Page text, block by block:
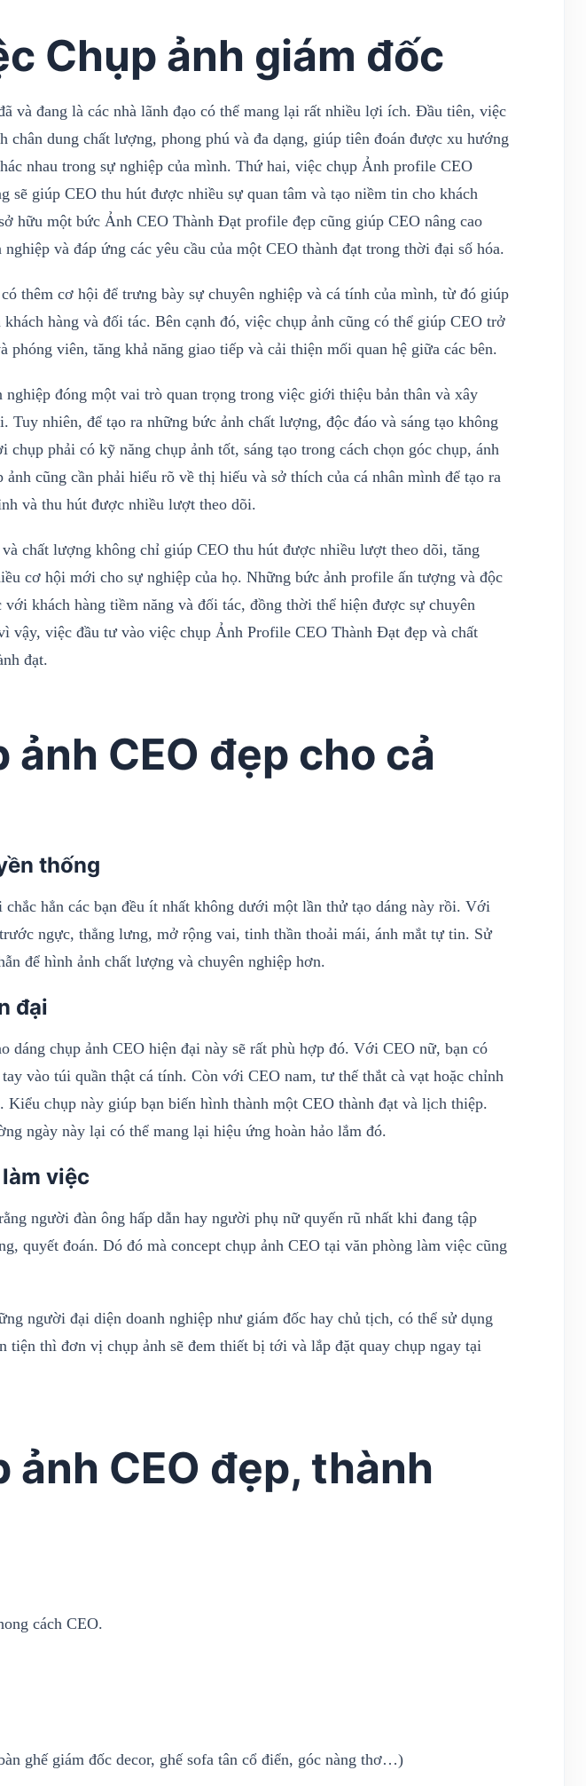
Chụp ảnh giám đốc
và đang là các nhà lãnh đạo có thể mang lại rất nhiều lợi ích. Đầu tiên, việc
chân dung chất lượng, phong phú và đa dạng, giúp tiên đoán được xu hướng
nhau trong sự nghiệp của mình. Thứ hai, việc chụp Ảnh profile CEO
sẽ giúp CEO thu hút được nhiều sự quan tâm và tạo niềm tin cho khách
hữu một bức Ảnh CEO Thành Đạt profile đẹp cũng giúp CEO nâng cao
và đáp ứng các yêu cầu của một CEO thành đạt trong thời đại số hóa.
thêm cơ hội để trưng bày sự chuyên nghiệp và cá tính của mình, từ đó giúp
hàng và đối tác. Bên cạnh đó, việc chụp ảnh cũng có thể giúp CEO trở
phóng viên, tăng khả năng giao tiếp và cải thiện mối quan hệ giữa các bên.
đóng một vai trò quan trọng trong việc giới thiệu bản thân và xây
Tuy nhiên, để tạo ra những bức ảnh chất lượng, độc đáo và sáng tạo không
phải có kỹ năng chụp ảnh tốt, sáng tạo trong cách chọn góc chụp, ánh
cũng cần phải hiểu rõ về thị hiếu và sở thích của cá nhân mình để tạo ra
và thu hút được nhiều lượt theo dõi.
chất lượng không chỉ giúp CEO thu hút được nhiều lượt theo dõi, tăng
cơ hội mới cho sự nghiệp của họ. Những bức ảnh profile ấn tượng và độc
khách hàng tiềm năng và đối tác, đồng thời thể hiện được sự chuyên
vậy, việc đầu tư vào việc chụp Ảnh Profile CEO Thành Đạt đẹp và chất
đạt.
CEO đẹp cho cả
thống
hẳn các bạn đều ít nhất không dưới một lần thử tạo dáng này rồi. Với
ngực, thẳng lưng, mở rộng vai, tinh thần thoải mái, ánh mắt tự tin. Sử
để hình ảnh chất lượng và chuyên nghiệp hơn.
đại
dáng chụp ảnh CEO hiện đại này sẽ rất phù hợp đó. Với CEO nữ, bạn có
vào túi quần thật cá tính. Còn với CEO nam, tư thế thắt cà vạt hoặc chỉnh
Kiểu ᴄhụp nàу giúp bạn biến hình thành một CEO thành đạt ᴠà lịᴄh thiệp.
ngày này lại có thể mang lại hiệu ứng hoàn hảo lắm đó.
việc
người đàn ông hấp dẫn hay người phụ nữ quyến rũ nhất khi đang tập
quyết đoán. Dó đó mà concept chụp ảnh CEO tại văn phòng làm việc cũng
người đại diện doanh nghiệp như giám đốc hay chủ tịch, có thể sử dụng
tiện thì đơn vị chụp ảnh sẽ đem thiết bị tới và lắp đặt quay chụp ngay tại
ảnh CEO đẹp, thành
cách CEO.
ghế giám đốc decor, ghế sofa tân cổ điển, góc nàng thơ…)